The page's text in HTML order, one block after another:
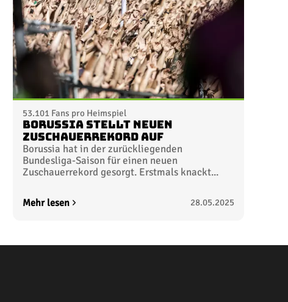
53.101 Fans pro Heimspiel
Borussia stellt neuen
Zuschauerrekord auf
Borussia hat in der zurückliegenden
Bundesliga-Saison für einen neuen
Zuschauerrekord gesorgt. Erstmals knackt...
Mehr lesen 28.05.2025